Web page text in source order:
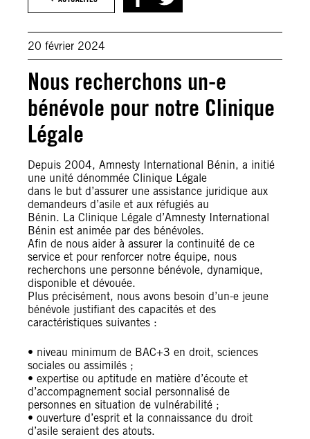
20 février 2024
Nous recherchons un-e
bénévole pour notre Clinique
Légale
Depuis 2004, Amnesty International Bénin, a initié
une unité dénommée Clinique Légale
dans le but d’assurer une assistance juridique aux
demandeurs d’asile et aux réfugiés au
Bénin. La Clinique Légale d’Amnesty International
Bénin est animée par des bénévoles.
Afin de nous aider à assurer la continuité de ce
service et pour renforcer notre équipe, nous
recherchons une personne bénévole, dynamique,
disponible et dévouée.
Plus précisément, nous avons besoin d’un-e jeune
bénévole justifiant des capacités et des
caractéristiques suivantes :
• niveau minimum de BAC+3 en droit, sciences
sociales ou assimilés ;
• expertise ou aptitude en matière d’écoute et
d’accompagnement social personnalisé de
personnes en situation de vulnérabilité ;
• ouverture d’esprit et la connaissance du droit
d’asile seraient des atouts.